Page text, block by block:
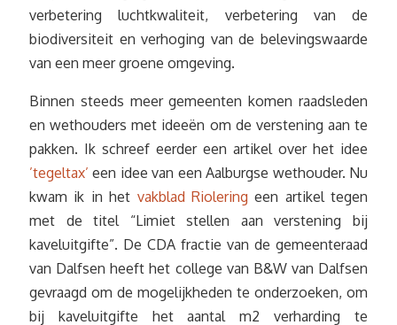
verbetering luchtkwaliteit, verbetering van de
biodiversiteit en verhoging van de belevingswaarde
van een meer groene omgeving.
Binnen steeds meer gemeenten komen raadsleden
en wethouders met ideeën om de verstening aan te
pakken. Ik schreef eerder een artikel over het idee
’tegeltax’ een idee van een Aalburgse wethouder. Nu
kwam ik in het vakblad Riolering een artikel tegen
met de titel “Limiet stellen aan verstening bij
kaveluitgifte”. De CDA fractie van de gemeenteraad
van Dalfsen heeft het college van B&W van Dalfsen
gevraagd om de mogelijkheden te onderzoeken, om
bij kaveluitgifte het aantal m2 verharding te